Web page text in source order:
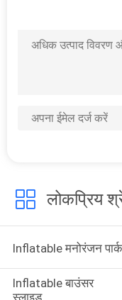
लोकप्रिय
Inflatable मनोरंजन पार्क
Inflatable बाउंसर